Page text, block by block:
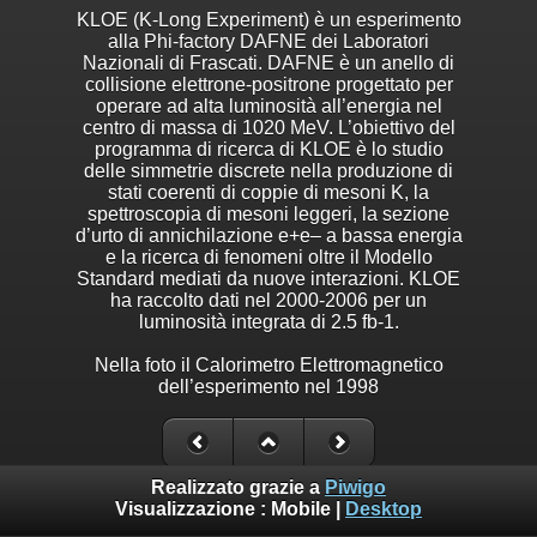
KLOE (K-Long Experiment) è un esperimento
alla Phi-factory DAFNE dei Laboratori
Nazionali di Frascati. DAFNE è un anello di
collisione elettrone-positrone progettato per
operare ad alta luminosità all’energia nel
centro di massa di 1020 MeV. L’obiettivo del
programma di ricerca di KLOE è lo studio
delle simmetrie discrete nella produzione di
stati coerenti di coppie di mesoni K, la
spettroscopia di mesoni leggeri, la sezione
d’urto di annichilazione e+e– a bassa energia
e la ricerca di fenomeni oltre il Modello
Standard mediati da nuove interazioni. KLOE
ha raccolto dati nel 2000-2006 per un
luminosità integrata di 2.5 fb-1.
Nella foto il Calorimetro Elettromagnetico
dell’esperimento nel 1998
Realizzato grazie a Piwigo
Visualizzazione : Mobile Desktop